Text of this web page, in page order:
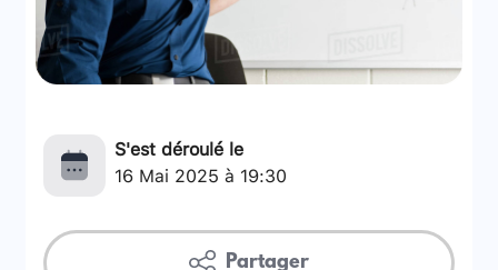
S'est déroulé le
16 Mai 2025 à 19:30
Partager